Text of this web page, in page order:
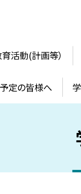
活動(計画等）
定の皆様へ